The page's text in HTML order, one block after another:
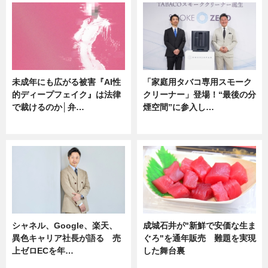
未成年にも広がる被害『AI性
的ディープフェイク』は法律
で裁けるのか│弁…
「家庭用タバコ専用スモーク
クリーナー」登場！“最後の分
煙空間”に参入し…
シャネル、Google、楽天、
異色キャリア社長が語る 売
上ゼロECを年…
成城石井が"新鮮で安価な生ま
ぐろ"を通年販売 難題を実現
した舞台裏